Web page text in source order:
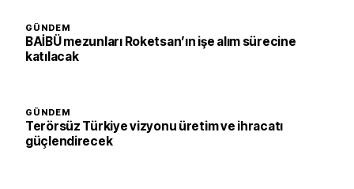
GÜNDEM
BAİBÜ mezunları Roketsan’ın işe alım sürecine
katılacak
GÜNDEM
Terörsüz Türkiye vizyonu üretim ve ihracatı
güçlendirecek